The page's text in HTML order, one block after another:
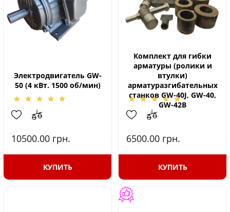
Электродвигатель GW-
50 (4 кВт. 1500 об/мин)
10500.00 грн.
КУПИТЬ
Комплект для гибки
арматуры (ролики и
втулки)
арматуразгибательных
станков GW-40J, GW-40,
GW-42B
6500.00 грн.
КУПИТЬ